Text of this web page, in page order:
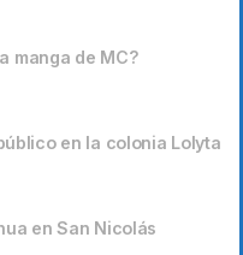
manga de MC?
en la colonia Lolyta
en San Nicolás